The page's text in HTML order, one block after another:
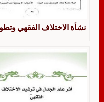
نشأة الاختلاف الفقهي